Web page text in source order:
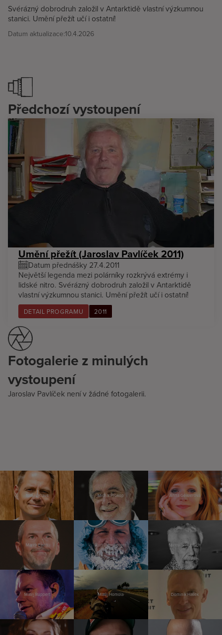
Svérázný dobrodruh založil v Antarktidě vlastní výzkumnou
stanici. Umění přežít učí i ostatní!
Datum aktualizace:10.4.2026
Předchozí vystoupení
Umění přežít (Jaroslav Pavlíček 2011)
Datum přednášky 27.4.2011
Největší legenda mezi polárníky rozkrývá extrémy i
lidské nitro. Svérázný dobrodruh založil v Antarktidě
vlastní výzkumnou stanici. Umění přežít učí i ostatní!
DETAIL PROGRAMU 2011
Fotogalerie z minulých
vystoupení
Jaroslav Pavlíček není v žádné fotogalerii.
Tomáš Kraus Michal Prokop Anna Geislerová
Marek Eben Kurt Diemberger Miroslav Huptych
Matěj Ruppert Matěj Homola Dominik Hašek